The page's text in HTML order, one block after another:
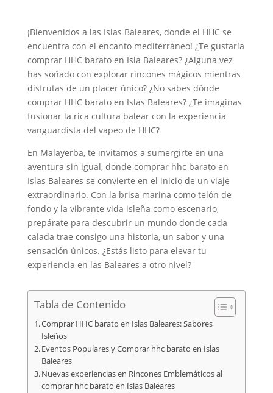
¡Bienvenidos a las Islas Baleares, donde el HHC se
encuentra con el encanto mediterráneo! ¿Te gustaría
comprar HHC barato en Isla Baleares? ¿Alguna vez
has soñado con explorar rincones mágicos mientras
disfrutas de un placer único? ¿No sabes dónde
comprar HHC barato en Islas Baleares? ¿Te imaginas
fusionar la rica cultura balear con la experiencia
vanguardista del vapeo de HHC?
En Malayerba, te invitamos a sumergirte en una
aventura sin igual, donde comprar hhc barato en
Islas Baleares se convierte en el inicio de un viaje
extraordinario. Con la brisa marina como telón de
fondo y la vibrante vida isleña como escenario,
prepárate para descubrir un mundo donde cada
calada trae consigo una historia, un sabor y una
sensación únicos. ¿Estás listo para elevar tu
experiencia en las Baleares a otro nivel?
Tabla de Contenido
Comprar HHC barato en Islas Baleares: Sabores
Isleños
Eventos Populares y Comprar hhc barato en Islas
Baleares
Nuevas experiencias en Rincones Emblemáticos al
comprar hhc barato en Islas Baleares